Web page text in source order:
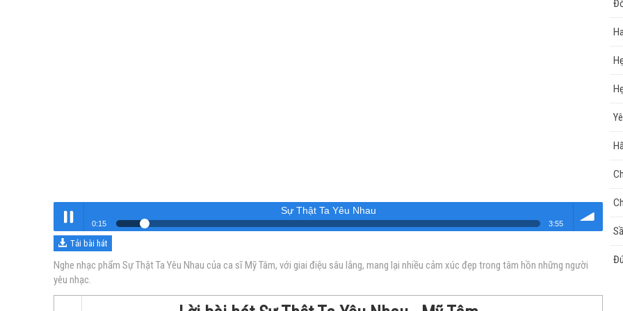
Nghe
Sự Thật Ta Yêu Nhau
0:16 3:55
Sự Thật Ta Yêu Nhau
Tải bài hát
Nghe nhạc phẩm Sự Thật Ta Yêu Nhau của ca sĩ Mỹ Tâm, với giai điệu sâu lắng, mang lại nhiều cảm xúc đẹp trong tâm hồn những người
yêu nhạc.